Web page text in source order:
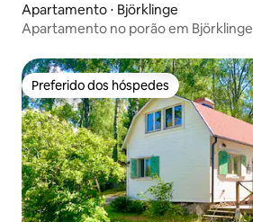
Apartamento ⋅ Björklinge
Apartamento no porão em Björklinge
Preferido dos hóspedes
Preferido dos hóspedes